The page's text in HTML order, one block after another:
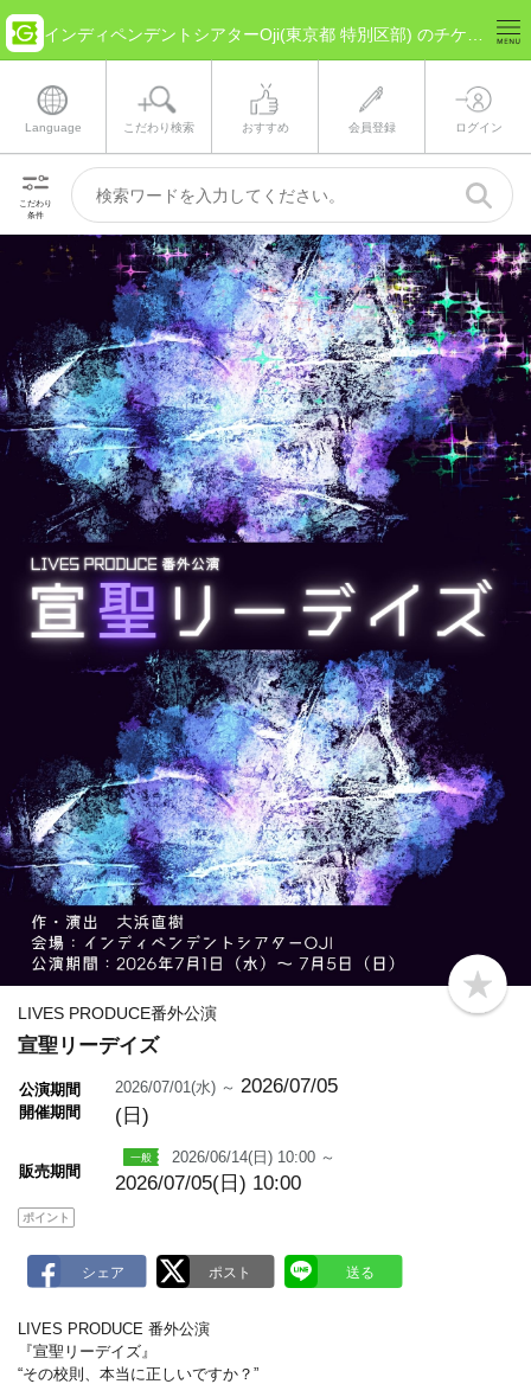
Language こだわり検索 おすすめ 会員登録 ログイン
こだわり
条件
b
o
LIVES PRODUCE番外公演
宣聖リーデイズ
公演期間
開催期間
2026/07/01(水) ～ 2026/07/05
(日)
販売期間
2026/06/14(日) 10:00 ～
2026/07/05(日) 10:00
ポイント
LIVES PRODUCE 番外公演
『宣聖リーデイズ』
“その校則、本当に正しいですか？”